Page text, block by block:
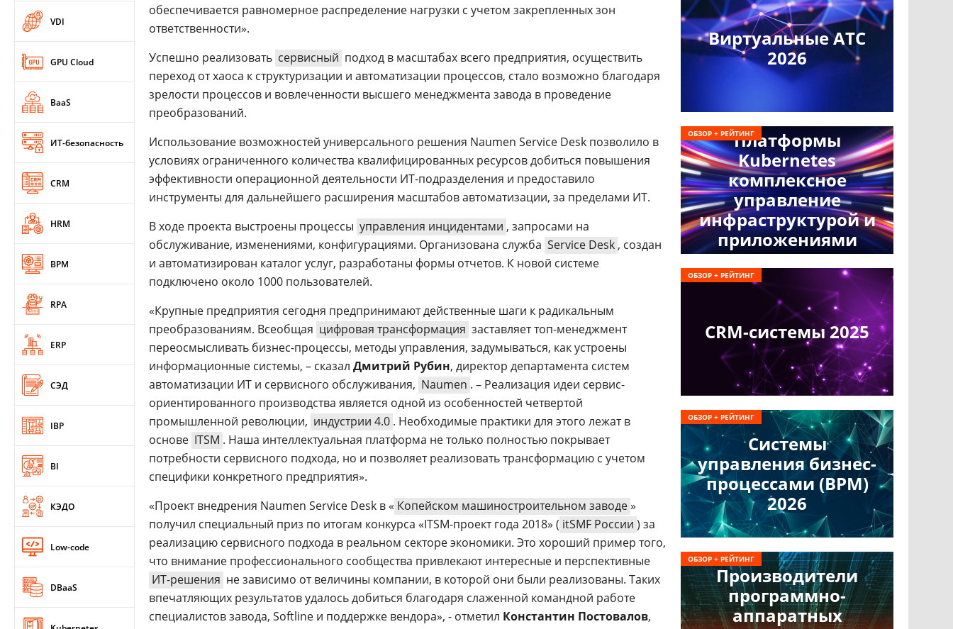
VDI
GPU Cloud
BaaS
ИТ-безопасность
CRM
HRM
BPM
RPA
ERP
СЭД
IBP
BI
КЭДО
Low-code
DBaaS
обеспечивается равномерное распределение нагрузки с учетом закрепленных зон
ответственности».
Успешно реализовать сервисный подход в масштабах всего предприятия, осуществить
переход от хаоса к структуризации и автоматизации процессов, стало возможно благодаря
зрелости процессов и вовлеченности высшего менеджмента завода в проведение
преобразований.
Использование возможностей универсального решения Naumen Service Desk позволило в
условиях ограниченного количества квалифицированных ресурсов добиться повышения
эффективности операционной деятельности ИТ-подразделения и предоставило
инструменты для дальнейшего расширения масштабов автоматизации, за пределами ИТ.
В ходе проекта выстроены процессы управления инцидентами , запросами на
обслуживание, изменениями, конфигурациями. Организована служба Service Desk , создан
и автоматизирован каталог услуг, разработаны формы отчетов. К новой системе
подключено около 1000 пользователей.
«Крупные предприятия сегодня предпринимают действенные шаги к радикальным
преобразованиям. Всеобщая цифровая трансформация заставляет топ-менеджмент
переосмысливать бизнес-процессы, методы управления, задумываться, как устроены
информационные системы, – сказал Дмитрий Рубин, директор департамента систем
автоматизации ИТ и сервисного обслуживания, Naumen . – Реализация идеи сервис-
ориентированного производства является одной из особенностей четвертой
промышленной революции, индустрии 4.0 . Необходимые практики для этого лежат в
основе ITSM . Наша интеллектуальная платформа не только полностью покрывает
потребности сервисного подхода, но и позволяет реализовать трансформацию с учетом
специфики конкретного предприятия».
«Проект внедрения Naumen Service Desk в « Копейском машиностроительном заводе»
получил специальный приз по итогам конкурса «ITSM-проект года 2018» ( itSMF России ) за
реализацию сервисного подхода в реальном секторе экономики. Это хороший пример того,
что внимание профессионального сообщества привлекают интересные и перспективные
ИТ-решения не зависимо от величины компании, в которой они были реализованы. Таких
впечатляющих результатов удалось добиться благодаря слаженной командной работе
специалистов завода, Softline и поддержке вендора», - отметил Константин Постовалов,
Виртуальные АТС
2026
Платформы
Kubernetes
комплексное
управление
инфраструктурой и
приложениями
ОБЗОР + РЕЙТИНГ
CRM-системы 2025
ОБЗОР + РЕЙТИНГ
Системы
управления бизнес-
процессами (BPM)
2026
ОБЗОР + РЕЙТИНГ
Производители
программно-
аппаратных
ОБЗОР + РЕЙТИНГ